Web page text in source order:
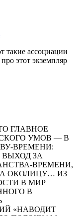
ассоциации
этот экземпляр
ГЛАВНОЕ
УМОВ — В
ВРЕМЕНИ:
ЗА
ВРЕМЕНИ,
ОКОЛИЦУ… ИЗ
В МИР
В
«НАВОДИТ